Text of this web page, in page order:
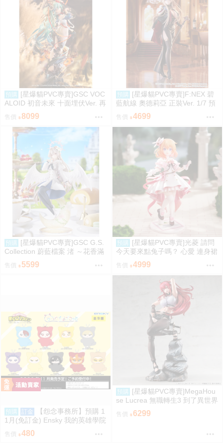
預購
[星爆貓PVC專賣]GSC VOC
ALOID 初音未來 十面埋伏Ver. 再
版 預計2027/10到貨
售價 8099
預購
[星爆貓PVC專賣]F:NEX 碧
藍航線 奧德莉亞 正裝Ver. 1/7 預
計2027/06到貨
售價 4699
預購
[星爆貓PVC專賣]GSC G.S.
Collection 蔚藍檔案 渚 ～花香滿
溢的微笑～ 預計2027/12到貨
售價 5599
預購
[星爆貓PVC專賣]光菱 請問
今天要來點兔子嗎？ 心愛 連身裙
Ver. 預計2027/08到貨
售價 4999
預購 訂金
【怨念事務所】預購 1
1月(免訂金) Ensky 我的英雄學院
Q版動物裝珠鍊布偶吊飾 娃娃 第
2彈 9款分售 0816
售價 480
預購
[星爆貓PVC專賣]MegaHou
se Lucrea 無職轉生3 到了異世界
就拿出真本事 艾莉絲·伯雷亞斯·
格雷拉特 預計2027/06到貨
售價 6299